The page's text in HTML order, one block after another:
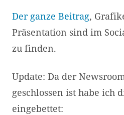
Der ganze Beitrag,
Präsentation sind im
zu finden.
Update: Da der
geschlossen ist habe ich
eingebettet: